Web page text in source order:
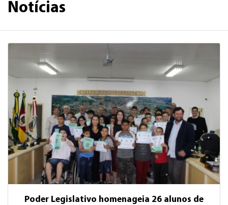
Notícias
Poder Legislativo homenageia 26 alunos de